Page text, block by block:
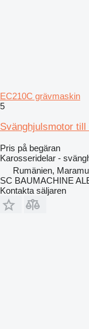
EC210C grävmaskin
5
Svänghjulsmotor
Pris på begäran
Karosseridelar -
Rumänien,
SC BAUMACHINE
Kontakta säljaren